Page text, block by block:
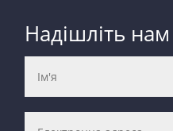
Надішліть